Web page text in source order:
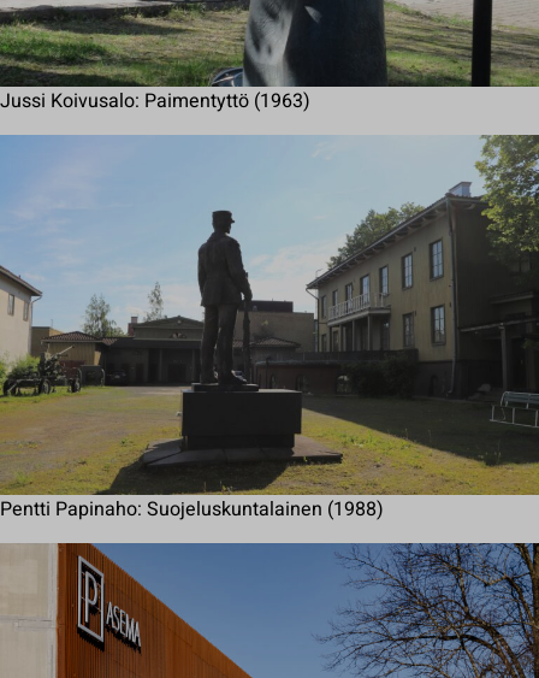
Jussi Koivusalo: Paimentyttö (1963)
Pentti Papinaho: Suojeluskuntalainen (1988)